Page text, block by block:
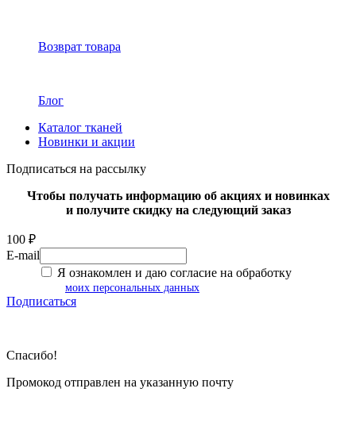
Возврат товара
Блог
Каталог тканей
Новинки и акции
Подписаться на рассылку
Чтобы получать информацию об акциях и новинках
и получите скидку на следующий заказ
100 ₽
E-mail
Я ознакомлен и даю согласие на обработку
моих персональных данных
Подписаться
Спасибо!
Промокод отправлен на указанную почту